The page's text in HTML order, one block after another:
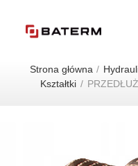
Strona główna
Kształtki